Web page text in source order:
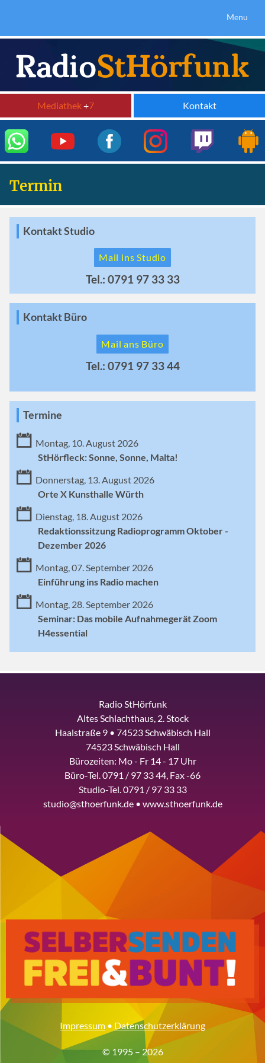
Menu
Mediathek+7 Kontakt
Termin
Kontakt Studio
Mail ins Studio
Tel.: 0791 97 33 33
Kontakt Büro
Mail ans Büro
Tel.: 0791 97 33 44
Termine
Montag, 10. August 2026
StHörfleck: Sonne, Sonne, Malta!
Donnerstag, 13. August 2026
Orte X Kunsthalle Würth
Dienstag, 18. August 2026
Redaktionssitzung Radioprogramm Oktober -
Dezember 2026
Montag, 07. September 2026
Einführung ins Radio machen
Montag, 28. September 2026
Seminar: Das mobile Aufnahmegerät Zoom
H4essential
Radio StHörfunk
Altes Schlachthaus, 2. Stock
Haalstraße 9 • 74523 Schwäbisch Hall
74523 Schwäbisch Hall
Bürozeiten: Mo - Fr 14 - 17 Uhr
Büro-Tel. 0791 / 97 33 44, Fax -66
Studio-Tel. 0791 / 97 33 33
studio@sthoerfunk.de • www.sthoerfunk.de
Impressum • Datenschutzerklärung
© 1995 – 2026